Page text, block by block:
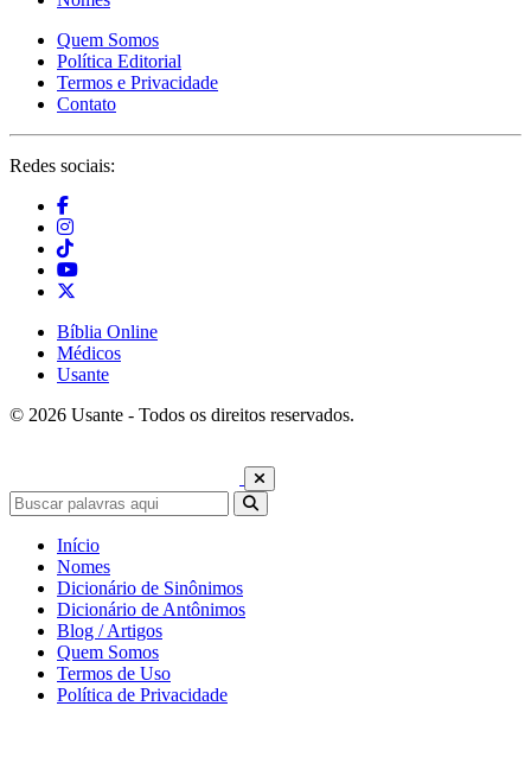
Quem Somos
Política Editorial
Termos e Privacidade
Contato
Redes sociais:
Bíblia Online
Médicos
Usante
© 2026 Usante - Todos os direitos reservados.
Início
Nomes
Dicionário de Sinônimos
Dicionário de Antônimos
Blog / Artigos
Quem Somos
Termos de Uso
Política de Privacidade